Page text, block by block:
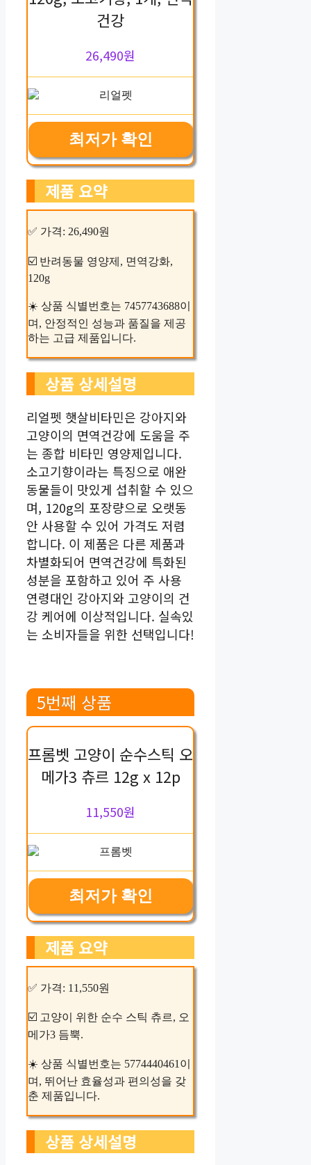
건강
26,490원
최저가 확인
제품 요약
✅ 가격: 26,490원
☑️ 반려동물 영양제, 면역강화,
120g
☀️ 상품 식별번호는 7457743688이
며, 안정적인 성능과 품질을 제공
하는 고급 제품입니다.
상품 상세설명
리얼펫 햇살비타민은 강아지와
고양이의 면역건강에 도움을 주
는 종합 비타민 영양제입니다.
소고기향이라는 특징으로 애완
동물들이 맛있게 섭취할 수 있으
며, 120g의 포장량으로 오랫동
안 사용할 수 있어 가격도 저렴
합니다. 이 제품은 다른 제품과
차별화되어 면역건강에 특화된
성분을 포함하고 있어 주 사용
연령대인 강아지와 고양이의 건
강 케어에 이상적입니다. 실속있
는 소비자들을 위한 선택입니다!
5번째 상품
프롬벳 고양이 순수스틱 오
메가3 츄르 12g x 12p
11,550원
최저가 확인
제품 요약
✅ 가격: 11,550원
☑️ 고양이 위한 순수 스틱 츄르, 오
메가3 듬뿍.
☀️ 상품 식별번호는 5774440461이
며, 뛰어난 효율성과 편의성을 갖
춘 제품입니다.
상품 상세설명